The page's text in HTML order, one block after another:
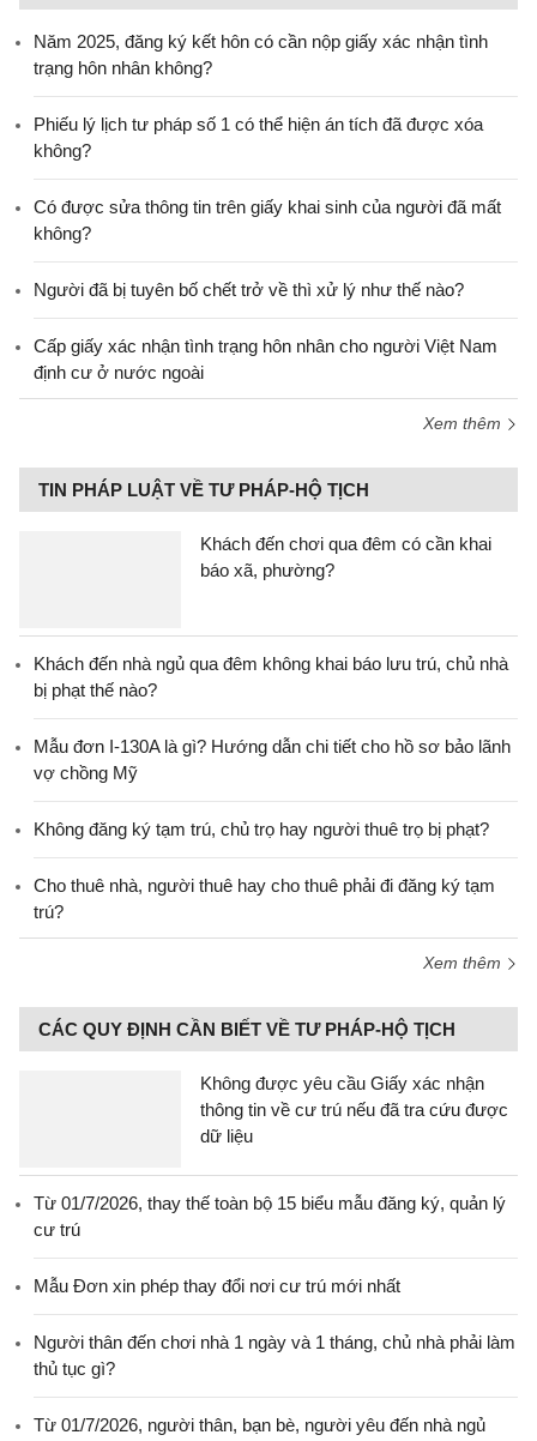
Năm 2025, đăng ký kết hôn có cần nộp giấy xác nhận tình
trạng hôn nhân không?
Phiếu lý lịch tư pháp số 1 có thể hiện án tích đã được xóa
không?
Có được sửa thông tin trên giấy khai sinh của người đã mất
không?
Người đã bị tuyên bố chết trở về thì xử lý như thế nào?
Cấp giấy xác nhận tình trạng hôn nhân cho người Việt Nam
định cư ở nước ngoài
Xem thêm
TIN PHÁP LUẬT VỀ TƯ PHÁP-HỘ TỊCH
Khách đến chơi qua đêm có cần khai
báo xã, phường?
Khách đến nhà ngủ qua đêm không khai báo lưu trú, chủ nhà
bị phạt thế nào?
Mẫu đơn I-130A là gì? Hướng dẫn chi tiết cho hồ sơ bảo lãnh
vợ chồng Mỹ
Không đăng ký tạm trú, chủ trọ hay người thuê trọ bị phạt?
Cho thuê nhà, người thuê hay cho thuê phải đi đăng ký tạm
trú?
Xem thêm
CÁC QUY ĐỊNH CẦN BIẾT VỀ TƯ PHÁP-HỘ TỊCH
Không được yêu cầu Giấy xác nhận
thông tin về cư trú nếu đã tra cứu được
dữ liệu
Từ 01/7/2026, thay thế toàn bộ 15 biểu mẫu đăng ký, quản lý
cư trú
Mẫu Đơn xin phép thay đổi nơi cư trú mới nhất
Người thân đến chơi nhà 1 ngày và 1 tháng, chủ nhà phải làm
thủ tục gì?
Từ 01/7/2026, người thân, bạn bè, người yêu đến nhà ngủ